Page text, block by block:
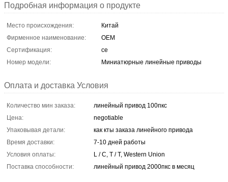
Подробная информация о продукте
Место происхождения:
Китай
Фирменное наименование:
OEM
Сертификация:
ce
Номер модели:
Миниатюрные линейные приводы
Оплата и доставка Условия
Количество мин заказа:
линейный привод 100пкс
Цена:
negotiable
Упаковывая детали:
как кты заказа линейного привода
Время доставки:
7-10 дней работы
Условия оплаты:
L / C, T / T, Western Union
Поставка способности:
линейный привод 2000пкс в месяц